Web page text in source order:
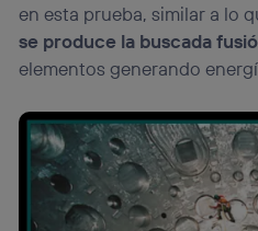
en esta prueba, similar a lo
se produce la buscada
elementos generando